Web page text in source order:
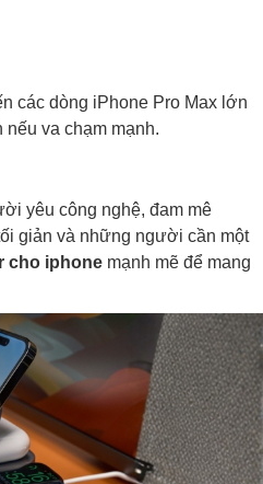
các dòng iPhone Pro Max lớn
va chạm mạnh.
yêu công nghệ, đam mê
giản và những người cần một
cho iphone mạnh mẽ để mang